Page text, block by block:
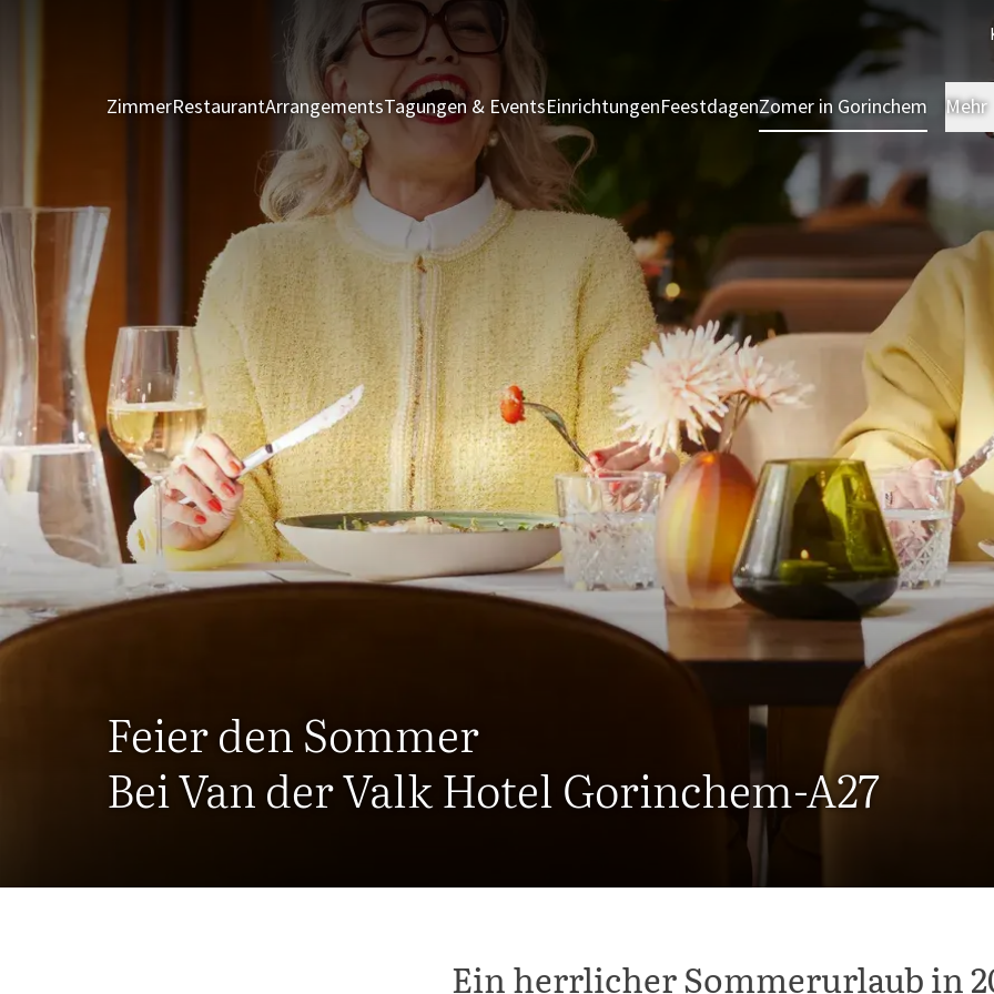
ZimmerRestaurantArrangementsTagungen & EventsEinrichtungenFeestdagenZomer in Gorinchem Mehr
Feier den Sommer
Bei Van der Valk Hotel Gorinchem-A27
Ein herrlicher Sommerurlaub in